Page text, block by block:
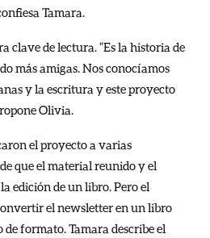
Tamara.
clave de lectura. “Es la historia de
más amigas. Nos conocíamos
y la escritura y este proyecto
Olivia.
el proyecto a varias
que el material reunido y el
edición de un libro. Pero el
el newsletter en un libro
formato. Tamara describe el